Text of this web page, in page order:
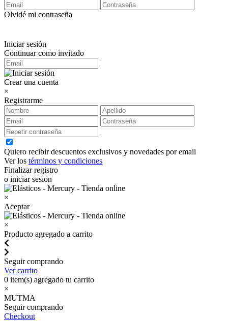
Olvidé mi contraseña
Iniciar sesión
Continuar como invitado
Crear una cuenta
×
Registrarme
Quiero recibir descuentos exclusivos y novedades por email
Ver los términos y condiciones
Finalizar registro
o iniciar sesión
×
Aceptar
×
Producto agregado a carrito
Seguir comprando
Ver carrito
0 item(s) agregado tu carrito
×
MUTMA
Seguir comprando
Checkout